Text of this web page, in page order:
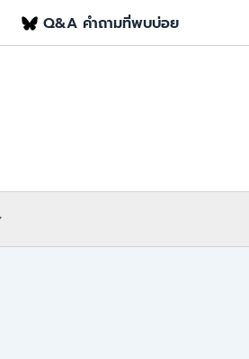
Q&A คำถามที่พบบ่อย